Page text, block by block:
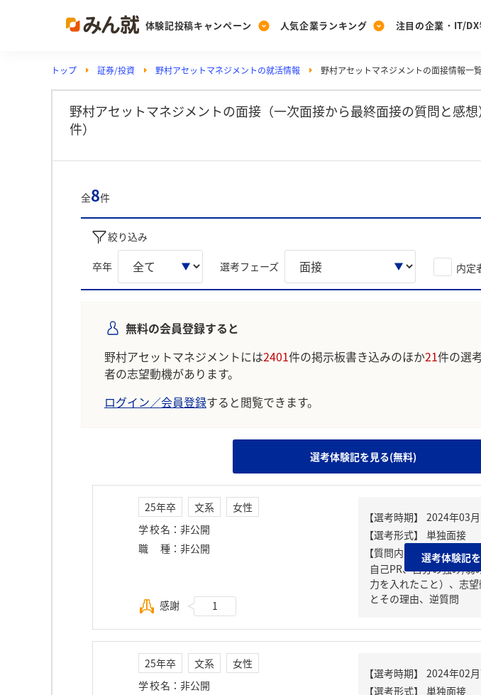
体験記投稿キャンペーン
Post
投稿する
[27卒] 本選考体験記
人気企業ランキング
Ranking
ランキングを見る
みんなのDX企業就職
Vote
注目の企業・IT/
PickUp
注目の企業特集
トップ 証券/投資 野村アセットマネジメントの就活情報 野村アセットマネジメントの面接情報一
野村アセットマネジメントの面接（一次面接から最終面接の質問と感
件）
全8件
絞り込み
卒年 選考フェーズ 内定
無料の会員登録すると
野村アセットマネジメントには2401件の掲示板書き込みのほか21件の選
者の志望動機があります。
ログイン／会員登録すると閲覧できます。
選考体験記を見る(無料)
25年卒 文系
女性
学校名 ： 非公開
職種 ： 非公開
感謝 1
【質問内容・課題】
自己PR、自分の強み/弱
力を入れたこと）、志
とその理由、逆質問
選考体験記
25年卒 文系
女性
学校名 ： 非公開